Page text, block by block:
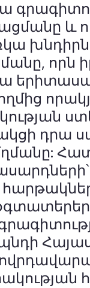
և
որն
դրա